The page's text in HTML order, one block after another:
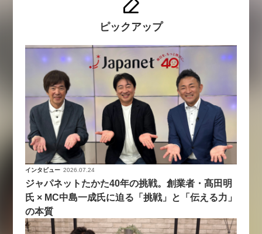
ピックアップ
インタビュー 2026.07.24
ジャパネットたかた40年の挑戦。創業者・髙田明
氏 × MC中島一成氏に迫る「挑戦」と「伝える力」
の本質